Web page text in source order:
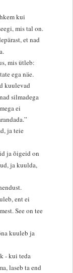
kui
mis tal on.
et nad
mis ütleb:
ega näe.
kuulevad
silmadega
ei
ja teie
ja õigeid on
ja kuulda,
ent ei
See on tee
kuuleb ja
- kui teda
laseb ta end